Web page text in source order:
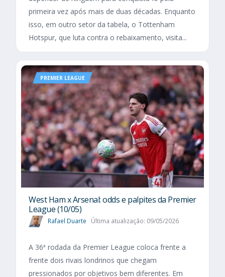
primeira vez após mais de duas décadas. Enquanto
isso, em outro setor da tabela, o Tottenham
Hotspur, que luta contra o rebaixamento, visita...
PREMIER LEAGUE
West Ham x Arsenal: odds e palpites da Premier
League (10/05)
Rafael Duarte Última atualização: 09/05/2026
A 36ª rodada da Premier League coloca frente a
frente dois rivais londrinos que chegam
pressionados por objetivos bem diferentes. Em